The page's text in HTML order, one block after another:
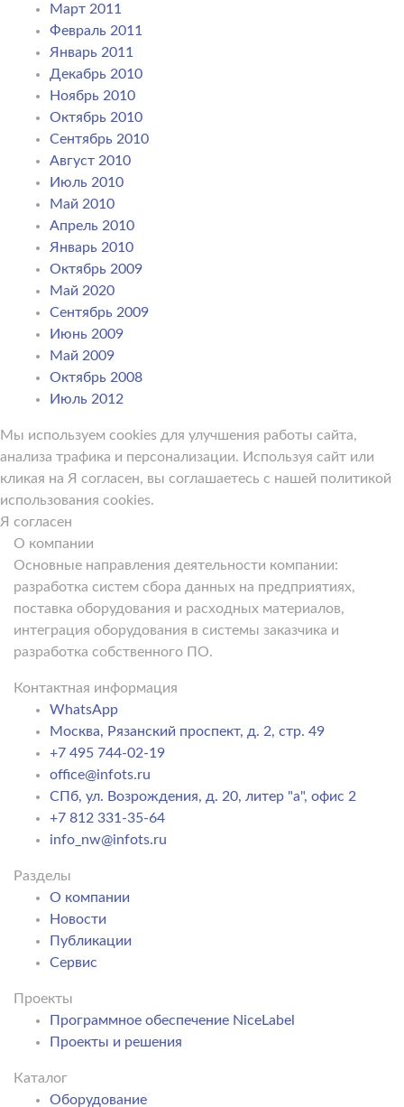
Март 2011
Февраль 2011
Январь 2011
Декабрь 2010
Ноябрь 2010
Октябрь 2010
Сентябрь 2010
Август 2010
Июль 2010
Май 2010
Апрель 2010
Январь 2010
Октябрь 2009
Май 2020
Сентябрь 2009
Июнь 2009
Май 2009
Октябрь 2008
Июль 2012
Мы используем cookies для улучшения работы сайта,
анализа трафика и персонализации. Используя сайт или
кликая на Я согласен, вы соглашаетесь с нашей политикой
использования cookies.
Я согласен
О компании
Основные направления деятельности компании:
разработка систем сбора данных на предприятиях,
поставка оборудования и расходных материалов,
интеграция оборудования в системы заказчика и
разработка собственного ПО.
Контактная информация
WhatsApp
Москва, Рязанский проспект, д. 2, стр. 49
+7 495 744-02-19
office@infots.ru
СПб, ул. Возрождения, д. 20, литер "a", офис 2
+7 812 331-35-64
info_nw@infots.ru
Разделы
О компании
Новости
Публикации
Сервис
Проекты
Программное обеспечение NiceLabel
Проекты и решения
Каталог
Оборудование